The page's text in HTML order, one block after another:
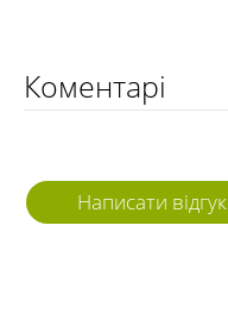
Коментарі
Написати відгук